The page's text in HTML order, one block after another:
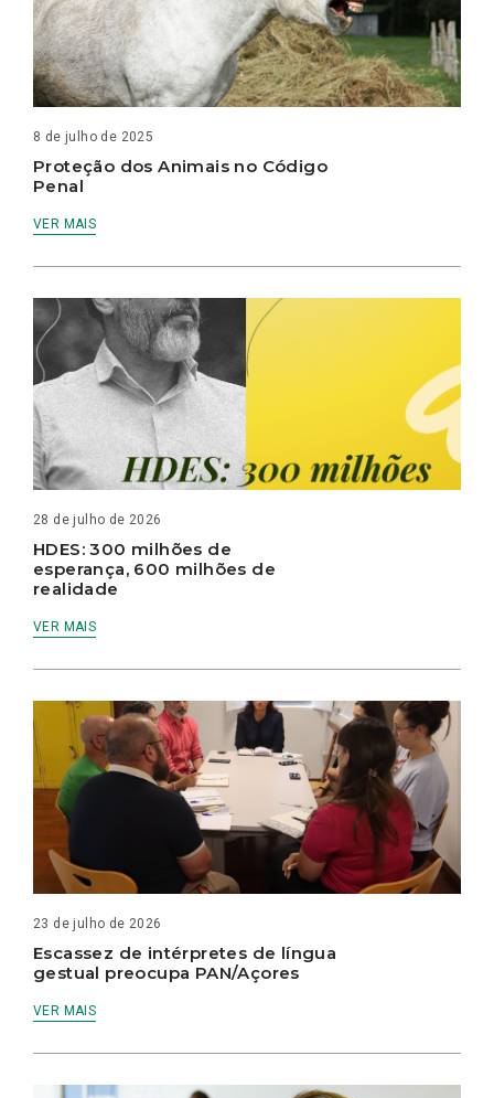
8 de julho de 2025
Proteção dos Animais no Código
Penal
VER MAIS
28 de julho de 2026
HDES: 300 milhões de
esperança, 600 milhões de
realidade
VER MAIS
23 de julho de 2026
Escassez de intérpretes de língua
gestual preocupa PAN/Açores
VER MAIS